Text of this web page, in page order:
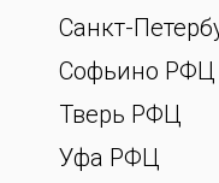
Санкт-
Софьино РФЦ
Тверь РФЦ
Уфа РФЦ